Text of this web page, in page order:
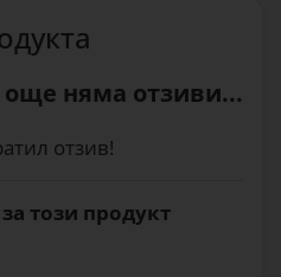
още няма отзиви...
отзив!
този продукт